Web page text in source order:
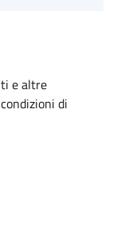
e altre
di